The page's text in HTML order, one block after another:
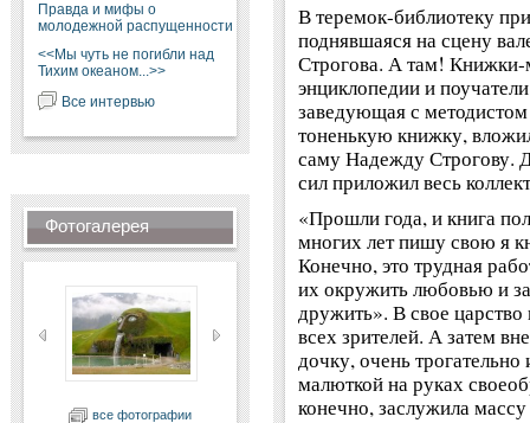
Правда и мифы о
молодежной распущенности
<<Мы чуть не погибли над
Тихим океаном...>>
Все интервью
Фотогалерея
все фотографии
В теремок-библиотеку
поднявшаяся на сцену
Строгова. А там! Книжки-
энциклопедии и
заведующая с
тоненькую книжку,
саму Надежду Строгову.
сил приложил весь
«Прошли года, и книга
многих лет пишу свою я
Конечно, это трудная
их окружить любовью и
дружить». В свое царство
всех зрителей. А затем
дочку, очень
малюткой на руках
конечно, заслужила